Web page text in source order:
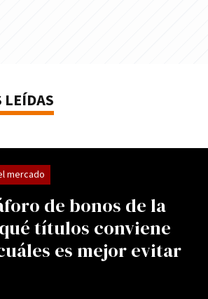
LEÍDAS
de bonos de la
títulos conviene
es mejor evitar
mercado